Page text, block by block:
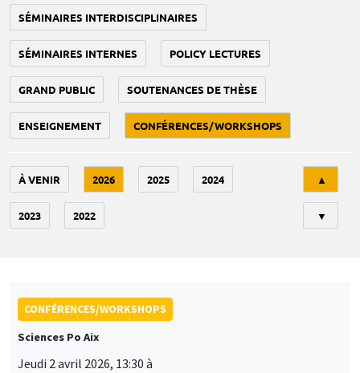
SÉMINAIRES INTERDISCIPLINAIRES
SÉMINAIRES INTERNES POLICY LECTURES
GRAND PUBLIC SOUTENANCES DE THÈSE
ENSEIGNEMENT CONFÉRENCES/WORKSHOPS
À VENIR 2026 2025 2024
2023 2022
▲
▼
CONFÉRENCES/WORKSHOPS
Sciences Po Aix
Jeudi 2 avril 2026, 13:30 à